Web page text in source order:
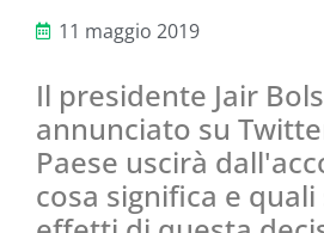
11 maggio 2019
Il presidente Jair
annunciato su
Paese uscirà
cosa significa e